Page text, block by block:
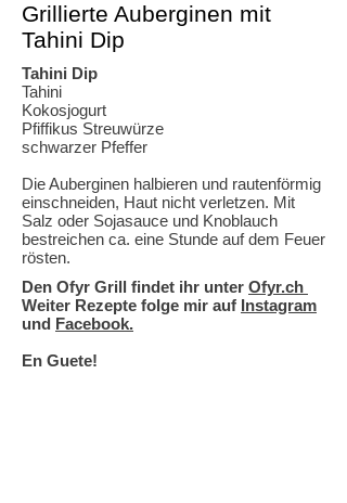
Grillierte Auberginen mit
Tahini Dip
Tahini Dip
Tahini
Kokosjogurt
Pfiffikus Streuwürze
schwarzer Pfeffer
Die Auberginen halbieren und rautenförmig
einschneiden, Haut nicht verletzen. Mit
Salz oder Sojasauce und Knoblauch
bestreichen ca. eine Stunde auf dem Feuer
rösten.
Den Ofyr Grill findet ihr unter Ofyr.ch
Weiter Rezepte folge mir auf Instagram
und Facebook.
En Guete!